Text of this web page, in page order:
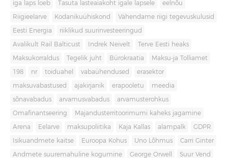
iga laps loeb Tasuta lasteaiakoht igale lapsele eelnõu
Riigieelarve Kodanikuühiskond Vähendame riigi tegevuskulusid
Eesti Energia riiklikud suurinvesteeringud
Avalikult Rail Balticust Indrek Neivelt Terve Eesti heaks
Maksukorraldus Tegelik juht Bürokraatia Maksu-ja Tolliamet
198 nr toiduahel vabaühendused erasektor
maksuvabastused ajakirjanik erapooletu meedia
sõnavabadus arvamusvabadus arvamusterohkus
Omafinantseering Majandusterritoorimumi kaheks jagamine
Arena Eelarve maksupoliitika Kaja Kallas alampalk GDPR
Isikuandmete kaitse Euroopa Kohus Uno Lõhmus Carri Ginter
Andmete suuremahuline kogumine George Orwell Suur Vend